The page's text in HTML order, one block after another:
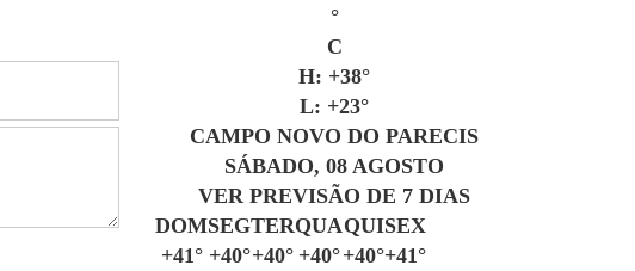
°
C
H: +38°
L: +23°
CAMPO NOVO DO PARECIS
SÁBADO, 08 AGOSTO
VER PREVISÃO DE 7 DIAS
DOMSEGTERQUAQUISEX
+41° +40°+40° +40°+40°+41°